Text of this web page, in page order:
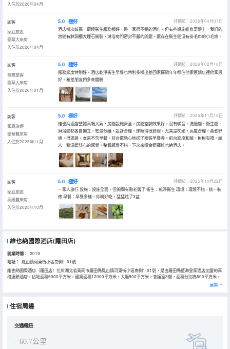
入住於2026年04月
訪客
家庭旅遊
豪華大床房
入住於2026年04月
5.0 極好
評價於：2026年04月07日
酒店檔次較高，環境衞生服務都好，是一家很不錯的酒店。但有些設施維修要跟上，我訂的
房間有牀頭櫃大理石開裂，淋浴房門密封不嚴的問題。還存在衞生間沒有掛毛巾的小毛病。
訪客
商務旅客
豪華大床房
入住於2026年01月
5.0 極好
評價於：2026年02月18日
服務態度特別好。酒店乾淨衞生早餐也特別多樣出差回家探親年年都住他家連鎖店裡他家最
好。希望朋友們多來體驗
訪客
家庭旅遊
豪華雙床房
入住於2025年11月
5.0 極好
評價於：2025年11月15日
維也納酒店整體高端大氣，房間設施齊全，房間空調效果好，沒有噪音。洗臉間、衞生間、
淋浴間都各自獨立，乾濕分離，設計合理。床睡得很舒服，尤其是枕頭，高度合理，柔軟舒
適，很滿意。本來不含早餐，前台還貼心地送了兩張早餐券。前台態度和藹，彬彬有禮，給
人一種温暖舒心的感覺。整體感覺不錯，下次來還會選擇維也納酒店。
訪客
家庭旅遊
高級雙床房
入住於2025年10月
5.0 極好
評價於：2025年10月22日
一家人旅行 設施：設施全面，但開關有點老舊了 衞生：乾淨衞生 環境：環境不錯，統一裝
修 早餐：早餐多樣，炒粉好吃，猛猛炫了3盆
維也納國際酒店(羅田店)
開業時間： 2019
地址：
鳳山鎮河東街小區南側1-01號
維也納國際酒店（羅田店）位於湖北省黃岡市羅田縣鳳山鎮河東街小區南側1-01號，是由羅田縣藍海皇家酒店加盟的高
檔連鎖酒店，佔地面積5000平方米，建築面積12000平方米，大廳500平方米，會議室3間，面積分別為500平方米，
周邊有居然之家大型購物廣場，及電影院。酒店裝修豪華，藝術典雅，內設豪華客房100餘間，會議室、餐飲、洗衣房
展開
住宿周邊
交通樞紐
60.7公里